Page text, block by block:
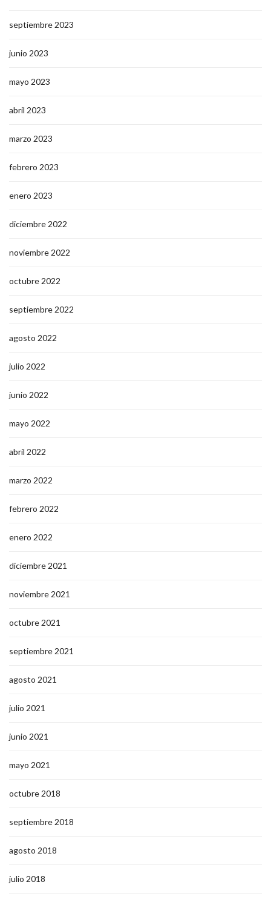
septiembre 2023
junio 2023
mayo 2023
abril 2023
marzo 2023
febrero 2023
enero 2023
diciembre 2022
noviembre 2022
octubre 2022
septiembre 2022
agosto 2022
julio 2022
junio 2022
mayo 2022
abril 2022
marzo 2022
febrero 2022
enero 2022
diciembre 2021
noviembre 2021
octubre 2021
septiembre 2021
agosto 2021
julio 2021
junio 2021
mayo 2021
octubre 2018
septiembre 2018
agosto 2018
julio 2018